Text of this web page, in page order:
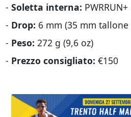
- Soletta interna: PWRRUN+
- Drop: 6 mm (35 mm
- Peso: 272 g (9,6 oz)
- Prezzo consigliato: €150